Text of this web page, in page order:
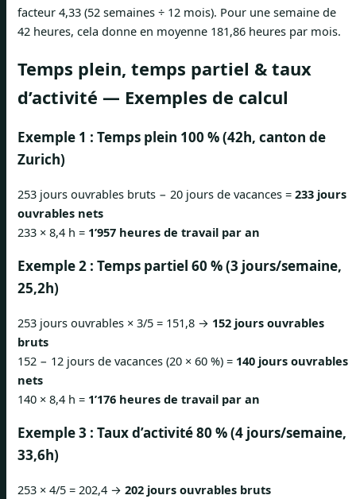
facteur 4,33 (52 semaines ÷ 12 mois). Pour une semaine de
42 heures, cela donne en moyenne 181,86 heures par mois.
Temps plein, temps partiel & taux
d’activité — Exemples de calcul
Exemple 1 : Temps plein 100 % (42h, canton de
Zurich)
253 jours ouvrables bruts − 20 jours de vacances = 233 jours
ouvrables nets
233 × 8,4 h = 1’957 heures de travail par an
Exemple 2 : Temps partiel 60 % (3 jours/semaine,
25,2h)
253 jours ouvrables × 3/5 = 151,8 → 152 jours ouvrables
bruts
152 − 12 jours de vacances (20 × 60 %) = 140 jours ouvrables
nets
140 × 8,4 h = 1’176 heures de travail par an
Exemple 3 : Taux d’activité 80 % (4 jours/semaine,
33,6h)
253 × 4/5 = 202,4 → 202 jours ouvrables bruts